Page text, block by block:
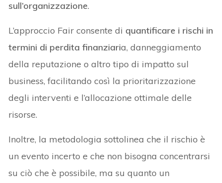
sull’organizzazione.
L’approccio Fair consente di quantificare i rischi in
termini di perdita finanziaria, danneggiamento
della reputazione o altro tipo di impatto sul
business, facilitando così la prioritarizzazione
degli interventi e l’allocazione ottimale delle
risorse.
Inoltre, la metodologia sottolinea che il rischio è
un evento incerto e che non bisogna concentrarsi
su ciò che è possibile, ma su quanto un